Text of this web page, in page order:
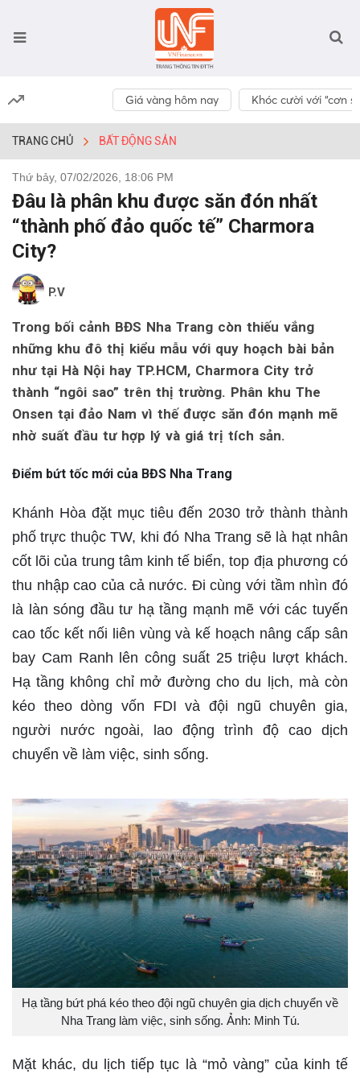
Giá vàng hôm nay Khóc cười với “cơn
TRANG CHỦ BẤT ĐỘNG SẢN
Thứ bảy, 07/02/2026, 18:06 PM
Đâu là phân khu được săn đón nhất
“thành phố đảo quốc tế” Charmora
City?
P.V
Trong bối cảnh BĐS Nha Trang còn thiếu vắng
những khu đô thị kiểu mẫu với quy hoạch bài bản
như tại Hà Nội hay TP.HCM, Charmora City trở
thành “ngôi sao” trên thị trường. Phân khu The
Onsen tại đảo Nam vì thế được săn đón mạnh mẽ
nhờ suất đầu tư hợp lý và giá trị tích sản.
Điểm bứt tốc mới của BĐS Nha Trang
Khánh Hòa đặt mục tiêu đến 2030 trở thành thành
phố trực thuộc TW, khi đó Nha Trang sẽ là hạt nhân
cốt lõi của trung tâm kinh tế biển, top địa phương có
thu nhập cao của cả nước. Đi cùng với tầm nhìn đó
là làn sóng đầu tư hạ tầng mạnh mẽ với các tuyến
cao tốc kết nối liên vùng và kế hoạch nâng cấp sân
bay Cam Ranh lên công suất 25 triệu lượt khách.
Hạ tầng không chỉ mở đường cho du lịch, mà còn
kéo theo dòng vốn FDI và đội ngũ chuyên gia,
người nước ngoài, lao động trình độ cao dịch
chuyển về làm việc, sinh sống.
Hạ tầng bứt phá kéo theo đội ngũ chuyên gia dịch chuyển về
Nha Trang làm việc, sinh sống. Ảnh: Minh Tú.
Mặt khác, du lịch tiếp tục là “mỏ vàng” của kinh tế